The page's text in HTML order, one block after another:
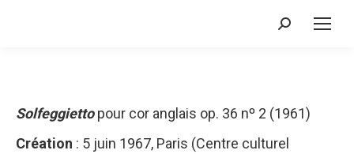
Recherche
Solfeggiettopour cor anglais op. 36 nº 2 (1961)
Création : 5 juin 1967, Paris (Centre culturel